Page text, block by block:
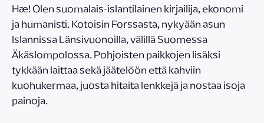
Hæ! Olen suomalais-islantilainen kirjailija, ekonomi
ja humanisti. Kotoisin Forssasta, nykyään asun
Islannissa Länsivuonoilla, välillä Suomessa
Äkäslompolossa. Pohjoisten paikkojen lisäksi
tykkään laittaa sekä jäätelöön että kahviin
kuohukermaa, juosta hitaita lenkkejä ja nostaa isoja
painoja.